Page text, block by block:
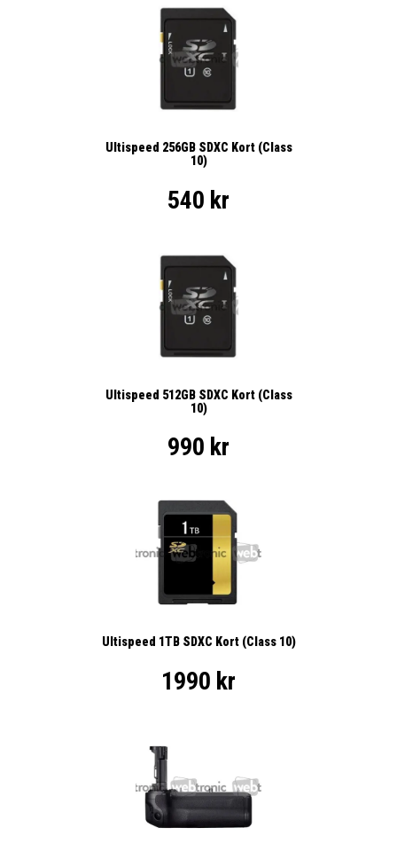
Ultispeed 256GB SDXC Kort (Class
10)
540 kr
Ultispeed 512GB SDXC Kort (Class
10)
990 kr
Ultispeed 1TB SDXC Kort (Class 10)
1990 kr